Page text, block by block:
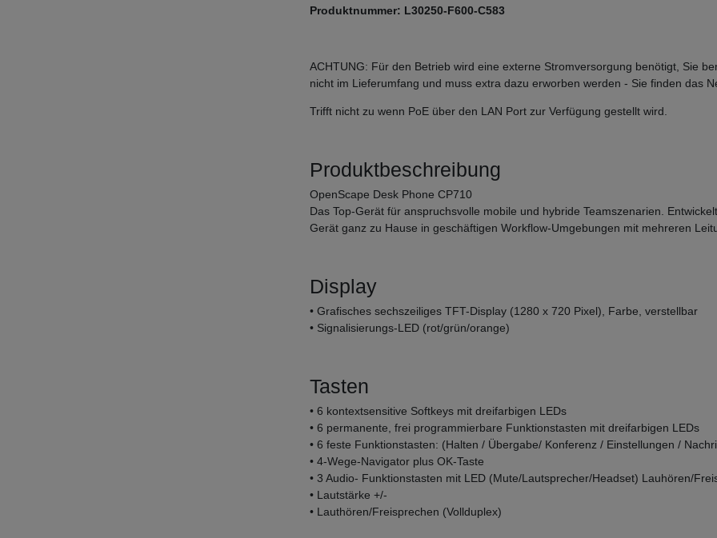
Produktnummer: L30250-F600-C583
ACHTUNG: Für den Betrieb wird eine externe Stromversorgung benötigt, Sie
nicht im Lieferumfang und muss extra dazu erworben werden - Sie finden das
Trifft nicht zu wenn PoE über den LAN Port zur Verfügung gestellt wird.
Produktbeschreibung
OpenScape Desk Phone CP710
Das Top-Gerät für anspruchsvolle mobile und hybride Teamszenarien.
Gerät ganz zu Hause in geschäftigen Workflow-Umgebungen mit mehreren
Display
• Grafisches sechszeiliges TFT-Display (1280 x 720 Pixel), Farbe, verstellbar
• Signalisierungs-LED (rot/grün/orange)
Tasten
• 6 kontextsensitive Softkeys mit dreifarbigen LEDs
• 6 permanente, frei programmierbare Funktionstasten mit dreifarbigen LEDs
• 6 feste Funktionstasten: (Halten / Übergabe/ Konferenz / Einstellungen /
• 4-Wege-Navigator plus OK-Taste
• 3 Audio- Funktionstasten mit LED (Mute/Lautsprecher/Headset) Lauhören/
• Lautstärke +/-
• Lauthören/Freisprechen (Vollduplex)